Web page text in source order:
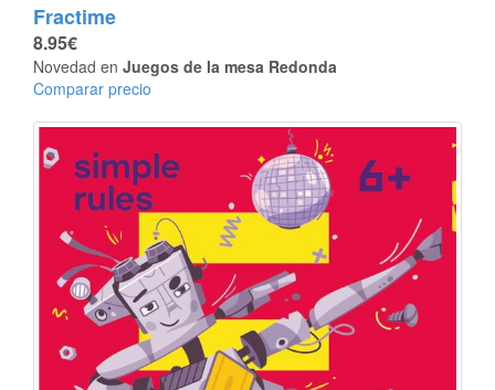
Fractime
8.95€
Novedad en Juegos de la mesa Redonda
Comparar precio